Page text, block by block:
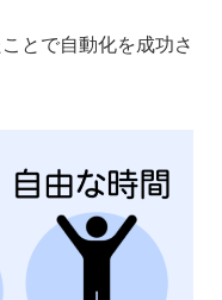
とで自動化を成功さ